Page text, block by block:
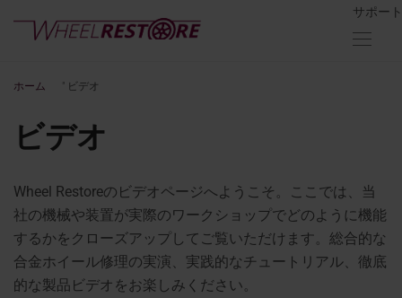
サポート
ホーム " ビデオ
ビデオ
Wheel Restoreのビデオページへようこそ。ここでは、当
社の機械や装置が実際のワークショップでどのように機能
するかをクローズアップしてご覧いただけます。総合的な
合金ホイール修理の実演、実践的なチュートリアル、徹底
的な製品ビデオをお楽しみください。